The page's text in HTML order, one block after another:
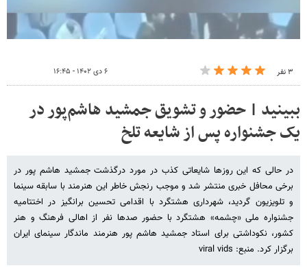
۳ نفر ۶ دی ۱۴۰۲ - ۱۶:۴۵
ببینید | حضور و تشویق جمشید هاشم‌پور در
یک جشنواره پس از شایعه تلخ
در حالی که این روزها شایعاتی کذب در مورد درگذشت جمشید هاشم پور در
برخی محافل خبری منتشر شد و موجب رنجش خاطر این هنرمند با سابقه سینما
و تلویزیون گردید، شهرداری هشتگرد با اقدامی تحسین برانگیز در اختتامیه
جشنواره ملی «چشمه» هشتگرد با حضور صدها نفر از اهالی فرهنگ و هنر
کشور، نکوداشتی برای استاد جمشید هاشم پور هنرمند ماندگار سینمای ایران
برگزار کرد. منبع: viral vids